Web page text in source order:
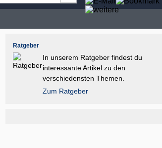
Ratgeber
In unserem Ratgeber findest du
interessante Artikel zu den
verschiedensten Themen.
Zum Ratgeber